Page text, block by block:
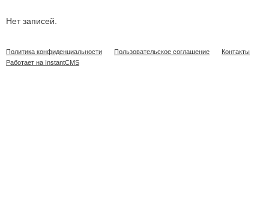
Нет записей.
Политика конфиденциальности Пользовательское соглашение
Контакты
Работает на InstantCMS